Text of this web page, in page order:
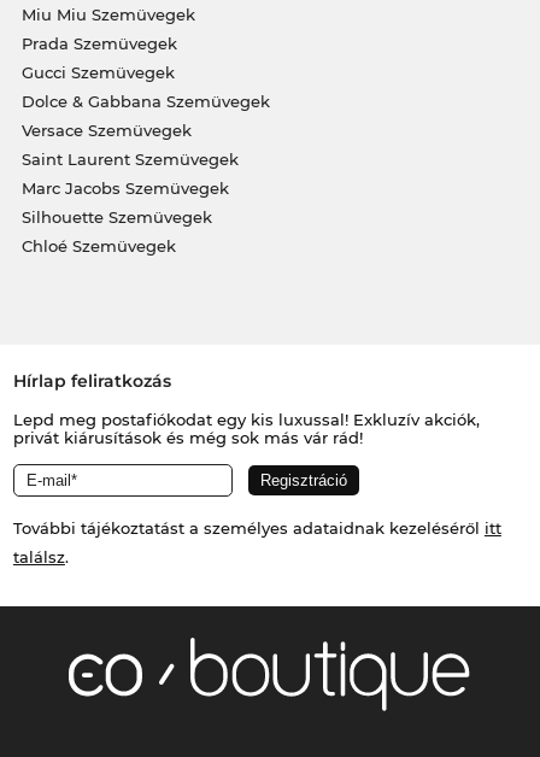
Miu Miu Szemüvegek
Prada Szemüvegek
Gucci Szemüvegek
Dolce & Gabbana Szemüvegek
Versace Szemüvegek
Saint Laurent Szemüvegek
Marc Jacobs Szemüvegek
Silhouette Szemüvegek
Chloé Szemüvegek
Hírlap feliratkozás
Lepd meg postafiókodat egy kis luxussal! Exkluzív akciók,
privát kiárusítások és még sok más vár rád!
További tájékoztatást a személyes adataidnak kezeléséről itt
találsz.